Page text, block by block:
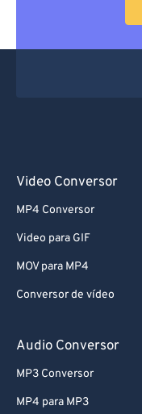
Video Conversor
MP4 Conversor
Video para GIF
MOV para MP4
Conversor de vídeo
Audio Conversor
MP3 Conversor
MP4 para MP3